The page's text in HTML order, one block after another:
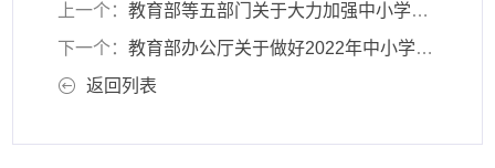
上一个：教育部等五部门关于大力加强中小学线上教育 教学资源建设与应用的意见
下一个：教育部办公厅关于做好2022年中小学 暑期有关工作的通知
返回列表